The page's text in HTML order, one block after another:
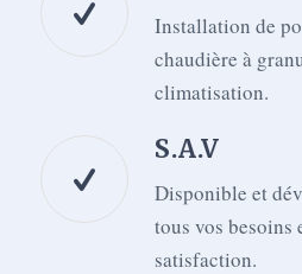
Installation de
chaudière à
climatisation.
S.A.V
Disponible et
tous vos besoins
satisfaction.